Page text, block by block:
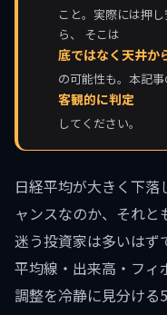
こと。実際には押
ら、 そこは
底ではなく天井か
の可能性も。本記
客観的に判定
してください。
日経平均が大きく下
ャンスなのか、それと
迷う投資家は多いはず
平均線・出来高・フィ
調整を冷静に見分ける